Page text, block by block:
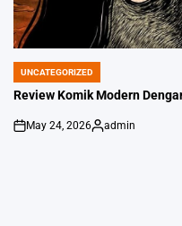
POSTED
IN
UNCATEGORIZED
Review Komik Modern
on
May 24, 2026
Posted
admin